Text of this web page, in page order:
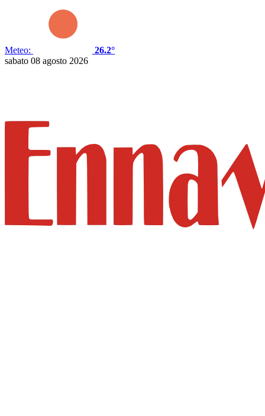
Meteo:
26.2°
sabato 08 agosto 2026